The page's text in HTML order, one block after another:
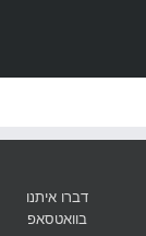
דברו איתנו
בוואטסאפ